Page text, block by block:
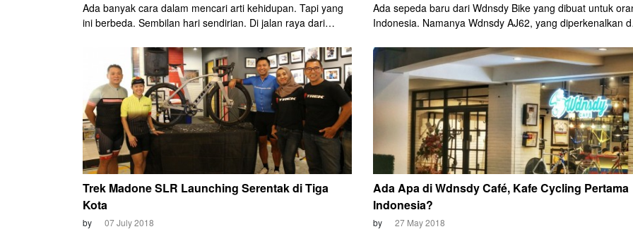
Ada banyak cara dalam mencari arti kehidupan. Tapi yang
ini berbeda. Sembilan hari sendirian. Di jalan raya dari
ngobrol. Kecuali Trek 01 yang jadi teman perjalanan. Saat
itulah, Yudhistira Gularso menemukan arti kehidupan
sesungguhnya.
Ada sepeda baru dari Wdnsdy Bike yang dibuat untuk
Indonesia. Namanya Wdnsdy AJ62, yang diperkenalkan di
Azrul Ananda, co-founder Wdnsdy Bike bersama John
Boemihardjo, memperkenalkannya secara santai. Bahwa
mereka membuat brand sepeda ini berawal dari rasa
penasaran, dan keinginan agar semakin banyak orang di
Indonesia bisa bersepeda, dan bersepeda dengan benar.
Trek Madone SLR Launching Serentak di Tiga
Kota
by 07 July 2018
Ada Apa di Wdnsdy Café, Kafe Cycling Pertama
Indonesia?
by 27 May 2018